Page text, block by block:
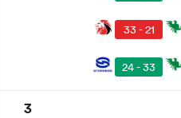
33 - 21
24 - 33
3